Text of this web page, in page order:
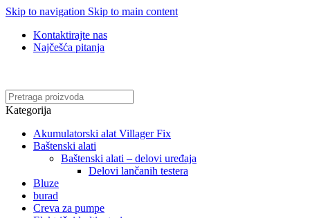
Skip to navigation Skip to main content
Kontaktirajte nas
Najčešća pitanja
Kategorija
Akumulatorski alat Villager Fix
Baštenski alati
Baštenski alati – delovi uređaja
Delovi lančanih testera
Bluze
burad
Creva za pumpe